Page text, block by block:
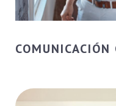
COMUNICACIÓN